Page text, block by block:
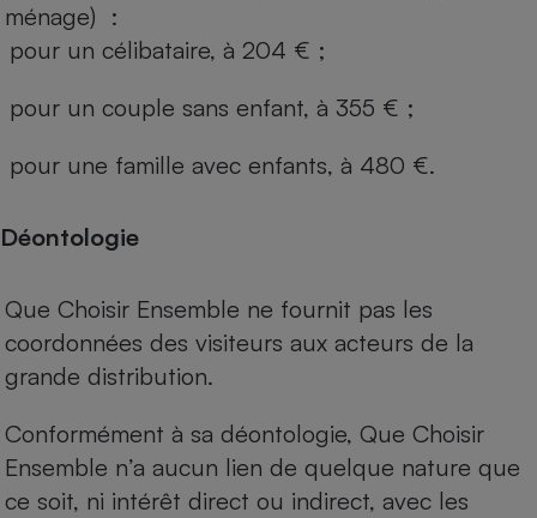
ménage) :
pour un célibataire, à 204 € ;
pour un couple sans enfant, à 355 € ;
pour une famille avec enfants, à 480 €.
Déontologie
Que Choisir Ensemble ne fournit pas les
coordonnées des visiteurs aux acteurs de la
grande distribution.
Conformément à sa déontologie, Que Choisir
Ensemble n’a aucun lien de quelque nature que
ce soit, ni intérêt direct ou indirect, avec les